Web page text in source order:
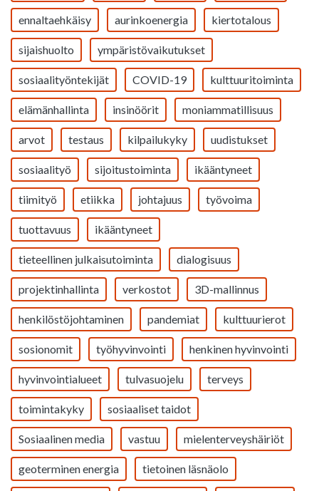
ennaltaehkäisy aurinkoenergia kiertotalous
sijaishuolto ympäristövaikutukset
sosiaalityöntekijät COVID-19 kulttuuritoiminta
elämänhallinta insinöörit moniammatillisuus
arvot testaus kilpailukyky uudistukset
sosiaalityö sijoitustoiminta ikääntyneet
tiimityö etiikka johtajuus työvoima
tuottavuus ikääntyneet
tieteellinen julkaisutoiminta dialogisuus
projektinhallinta verkostot 3D-mallinnus
henkilöstöjohtaminen pandemiat kulttuurierot
sosionomit työhyvinvointi henkinen hyvinvointi
hyvinvointialueet tulvasuojelu terveys
toimintakyky sosiaaliset taidot
Sosiaalinen media vastuu mielenterveyshäiriöt
geoterminen energia tietoinen läsnäolo